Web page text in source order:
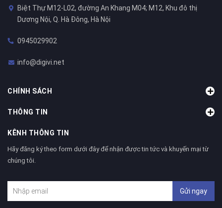
Biệt Thự M12-L02, đường An Khang M04; M12, Khu đô thị
Dương Nội, Q. Hà Đông, Hà Nội
0945029902
info@digivi.net
CHÍNH SÁCH
THÔNG TIN
KÊNH THÔNG TIN
Hãy đăng ký theo form dưới đây để nhận được tin tức và khuyến mại từ
chúng tôi.
Gửi ngay